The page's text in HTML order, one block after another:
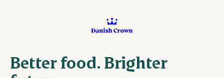
Better food. Brighter